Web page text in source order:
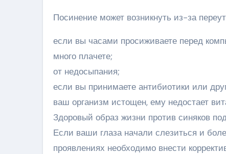
Посинение может возникнуть из-за
если вы часами просиживаете перед
много плачете;
от недосыпания;
если вы принимаете антибиотики или
ваш организм истощен, ему недостает
Здоровый образ жизни против синяков
Если ваши глаза начали слезиться и
проявлениях необходимо внести